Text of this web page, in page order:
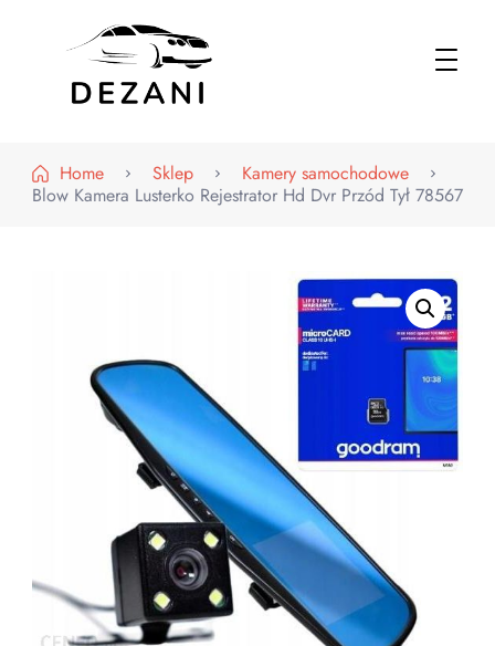
Home
Sklep
Kamery samochodowe
Blow Kamera Lusterko Rejestrator Hd Dvr Przód Tył 78567